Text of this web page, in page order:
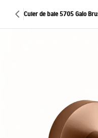
Cuier de baie 5705 Galo